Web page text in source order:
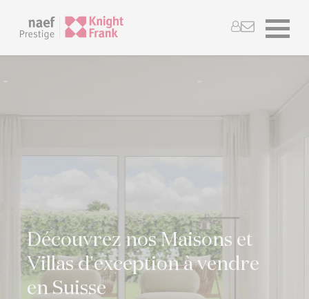
Découvrez nos Maisons et
Villas d'exception à vendre
en Suisse